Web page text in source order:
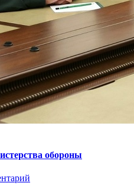
обороны